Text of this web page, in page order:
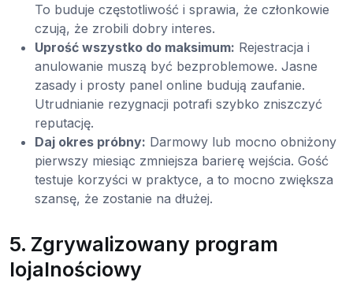
To buduje częstotliwość i sprawia, że członkowie
czują, że zrobili dobry interes.
Uprość wszystko do maksimum: Rejestracja i
anulowanie muszą być bezproblemowe. Jasne
zasady i prosty panel online budują zaufanie.
Utrudnianie rezygnacji potrafi szybko zniszczyć
reputację.
Daj okres próbny: Darmowy lub mocno obniżony
pierwszy miesiąc zmniejsza barierę wejścia. Gość
testuje korzyści w praktyce, a to mocno zwiększa
szansę, że zostanie na dłużej.
5. Zgrywalizowany program
lojalnościowy